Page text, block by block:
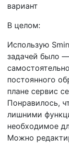
вариант
В целом:
Использую
задачей было
постоянного
плане сервис
Понравилось,
лишними
необходимое
Можно